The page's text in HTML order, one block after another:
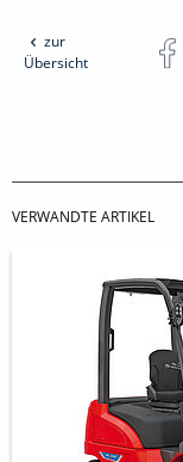
zur
Übersicht
VERWANDTE ARTIKEL